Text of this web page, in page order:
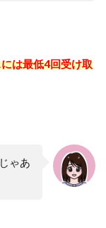
は最低4回受け取
ゃあ